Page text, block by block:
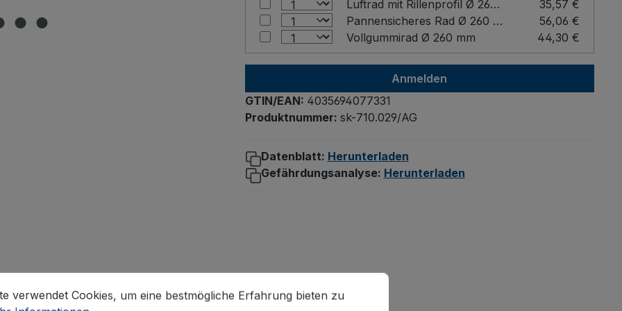
Luftrad mit Rillenprofil Ø 260 mm
35,57 €
Pannensicheres Rad Ø 260 mm
56,06 €
Vollgummirad Ø 260 mm
44,30 €
Anmelden
GTIN/EAN: 4035694077331
Produktnummer: sk-710.029/AG
Datenblatt: Herunterladen
Gefährdungsanalyse: Herunterladen
Cookies, um eine bestmögliche Erfahrung bieten zu können.
Mehr Informationen ...
verwendet Cookies, um eine bestmögliche Erfahrung bieten zu